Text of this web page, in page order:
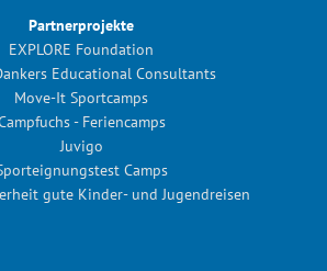
Partnerprojekte
EXPLORE Foundation
Educational Consultants
Move-It Sportcamps
- Feriencamps
Juvigo
Camps
gute Kinder- und Jugendreisen